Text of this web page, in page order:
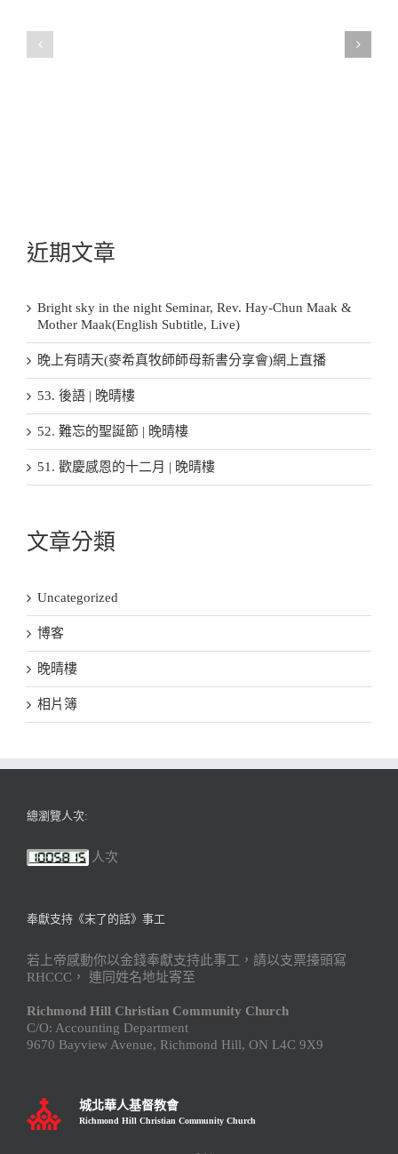
近期文章
Bright sky in the night Seminar, Rev. Hay-Chun Maak &
Mother Maak(English Subtitle, Live)
晚上有晴天(麥希真牧師師母新書分享會)網上直播
53. 後語 | 晚晴樓
52. 難忘的聖誕節 | 晚晴樓
51. 歡慶感恩的十二月 | 晚晴樓
文章分類
Uncategorized
博客
晚晴樓
相片簿
總瀏覽人次:
人次
奉獻支持《末了的話》事工
若上帝感動你以金錢奉獻支持此事工，請以支票擡頭寫
RHCCC， 連同姓名地址寄至
Richmond Hill Christian Community Church
C/O: Accounting Department
9670 Bayview Avenue, Richmond Hill, ON L4C 9X9
城北華人基督教會
Richmond Hill Christian Community Church